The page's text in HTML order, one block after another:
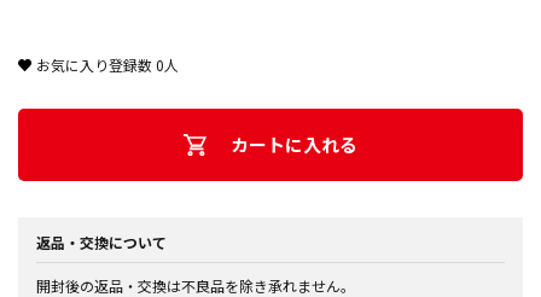
お気に入り登録数0人
カートに入れる
返品・交換について
開封後の返品・交換は不良品を除き承れません。